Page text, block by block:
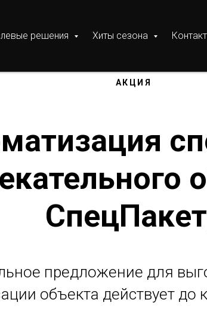
решения Хиты сезона
АКЦИЯ
предложение для
объекта действует до